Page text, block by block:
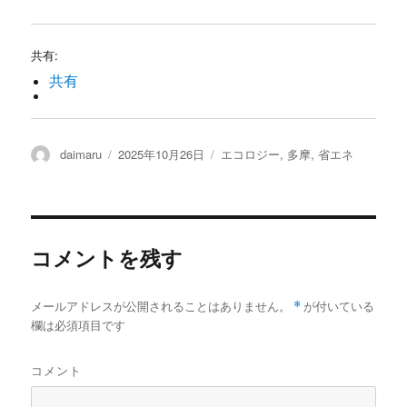
共有:
共有
投
daimaru
投
2025年10月26日
カ
リ
エコロジー, 多摩,省エネ
コメントを残す
メールアドレスが公開されることはありません。 *が付いている
欄は必須項目です
コメント